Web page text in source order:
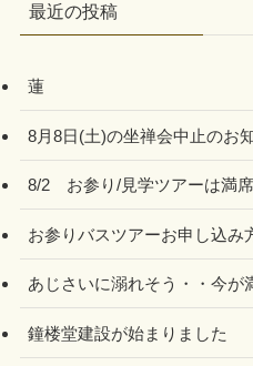
最近の投稿
蓮
8月8日(土)の坐禅会中止のお
8/2 お参り/見学ツアーは満席
お参りバスツアーお申し込み
あじさいに溺れそう・・今が
鐘楼堂建設が始まりました